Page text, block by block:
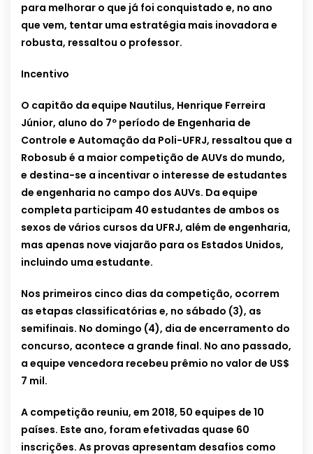
para melhorar o que já foi conquistado e, no ano
que vem, tentar uma estratégia mais inovadora e
robusta, ressaltou o professor.
Incentivo
O capitão da equipe Nautilus, Henrique Ferreira
Júnior, aluno do 7º período de Engenharia de
Controle e Automação da Poli-UFRJ, ressaltou que a
Robosub é a maior competição de AUVs do mundo,
e destina-se a incentivar o interesse de estudantes
de engenharia no campo dos AUVs. Da equipe
completa participam 40 estudantes de ambos os
sexos de vários cursos da UFRJ, além de engenharia,
mas apenas nove viajarão para os Estados Unidos,
incluindo uma estudante.
Nos primeiros cinco dias da competição, ocorrem
as etapas classificatórias e, no sábado (3), as
semifinais. No domingo (4), dia de encerramento do
concurso, acontece a grande final. No ano passado,
a equipe vencedora recebeu prêmio no valor de US$
7 mil.
A competição reuniu, em 2018, 50 equipes de 10
países. Este ano, foram efetivadas quase 60
inscrições. As provas apresentam desafios como